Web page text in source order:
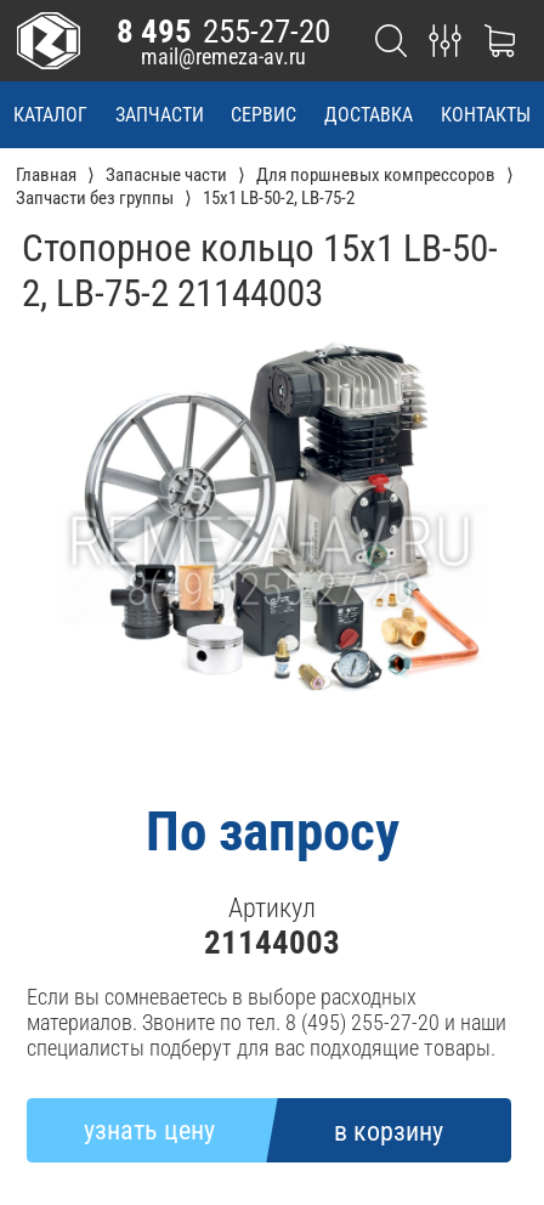
КАТАЛОГ ЗАПЧАСТИ СЕРВИС ДОСТАВКА КОНТАКТЫ
8 495 255-27-20
mail@remeza-av.ru
Главная Запасные части
Для поршневых компрессоров
Запчасти без группы
15x1 LB-50-2, LB-75-2
Стопорное кольцо 15x1 LB-50-
2, LB-75-2 21144003
По запросу
Артикул
21144003
Если вы сомневаетесь в выборе расходных
материалов. Звоните по тел. 8 (495) 255-27-20 и наши
специалисты подберут для вас подходящие товары.